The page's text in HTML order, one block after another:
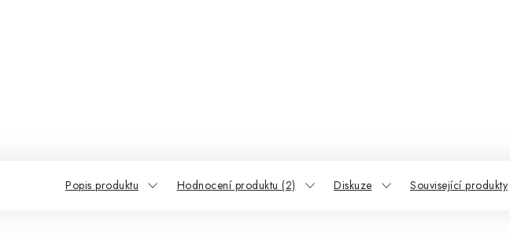
Popis produktu Hodnocení produktu (2) Diskuze Související produkty